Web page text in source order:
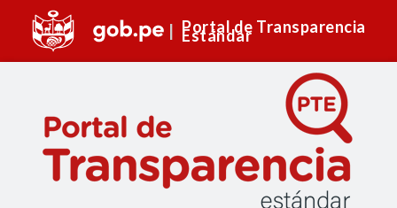
Portal de Transparencia
Estándar